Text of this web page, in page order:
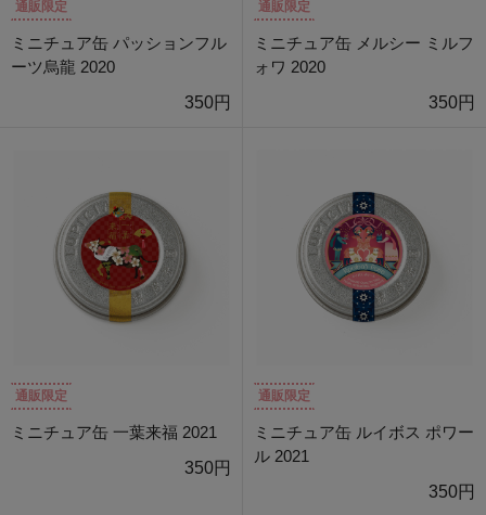
通販限定
ミニチュア缶 パッションフル
ーツ烏龍 2020
350円
通販限定
ミニチュア缶 メルシー ミルフ
ォワ 2020
350円
通販限定
ミニチュア缶 一葉来福 2021
350円
通販限定
ミニチュア缶 ルイボス ポワー
ル 2021
350円